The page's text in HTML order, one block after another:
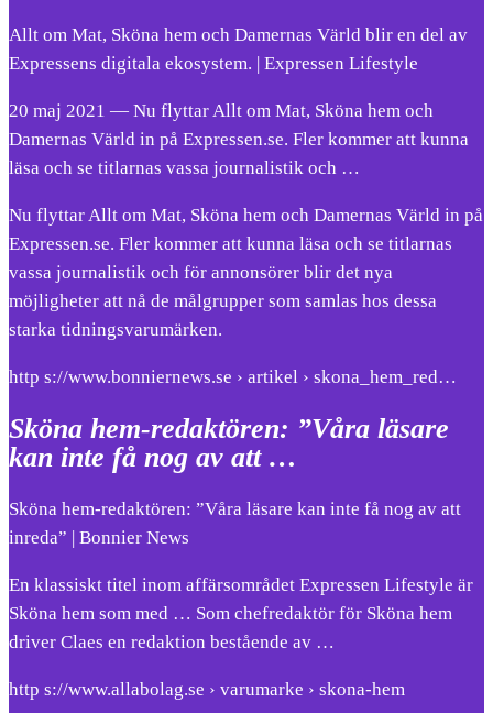
Allt om Mat, Sköna hem och Damernas Värld blir en del av
Expressens digitala ekosystem. | Expressen Lifestyle
20 maj 2021 — Nu flyttar Allt om Mat, Sköna hem och
Damernas Värld in på Expressen.se. Fler kommer att kunna
läsa och se titlarnas vassa journalistik och …
Nu flyttar Allt om Mat, Sköna hem och Damernas Värld in på
Expressen.se. Fler kommer att kunna läsa och se titlarnas
vassa journalistik och för annonsörer blir det nya
möjligheter att nå de målgrupper som samlas hos dessa
starka tidningsvarumärken.
http s://www.bonniernews.se › artikel › skona_hem_red…
Sköna hem-redaktören: ”Våra läsare
kan inte få nog av att …
Sköna hem-redaktören: ”Våra läsare kan inte få nog av att
inreda” | Bonnier News
En klassiskt titel inom affärsområdet Expressen Lifestyle är
Sköna hem som med … Som chefredaktör för Sköna hem
driver Claes en redaktion bestående av …
http s://www.allabolag.se › varumarke › skona-hem